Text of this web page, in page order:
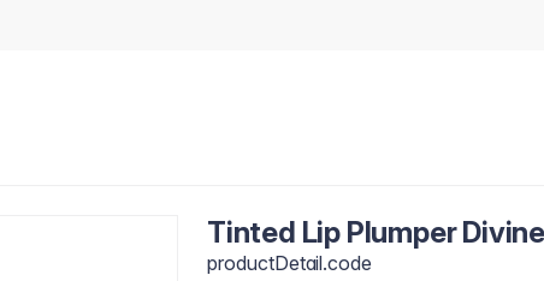
Tinted Lip Plumper
productDetail.code